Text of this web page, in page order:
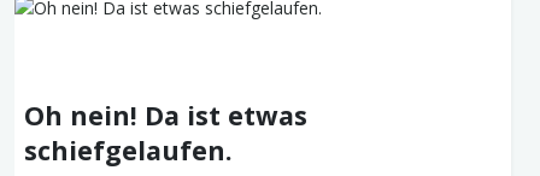
Oh nein! Da ist etwas
schiefgelaufen.